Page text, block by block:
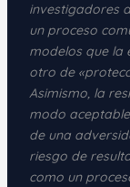
investigadores
un proceso
modelos que la
otro de
Asimismo, la
modo
de una
riesgo de
como un